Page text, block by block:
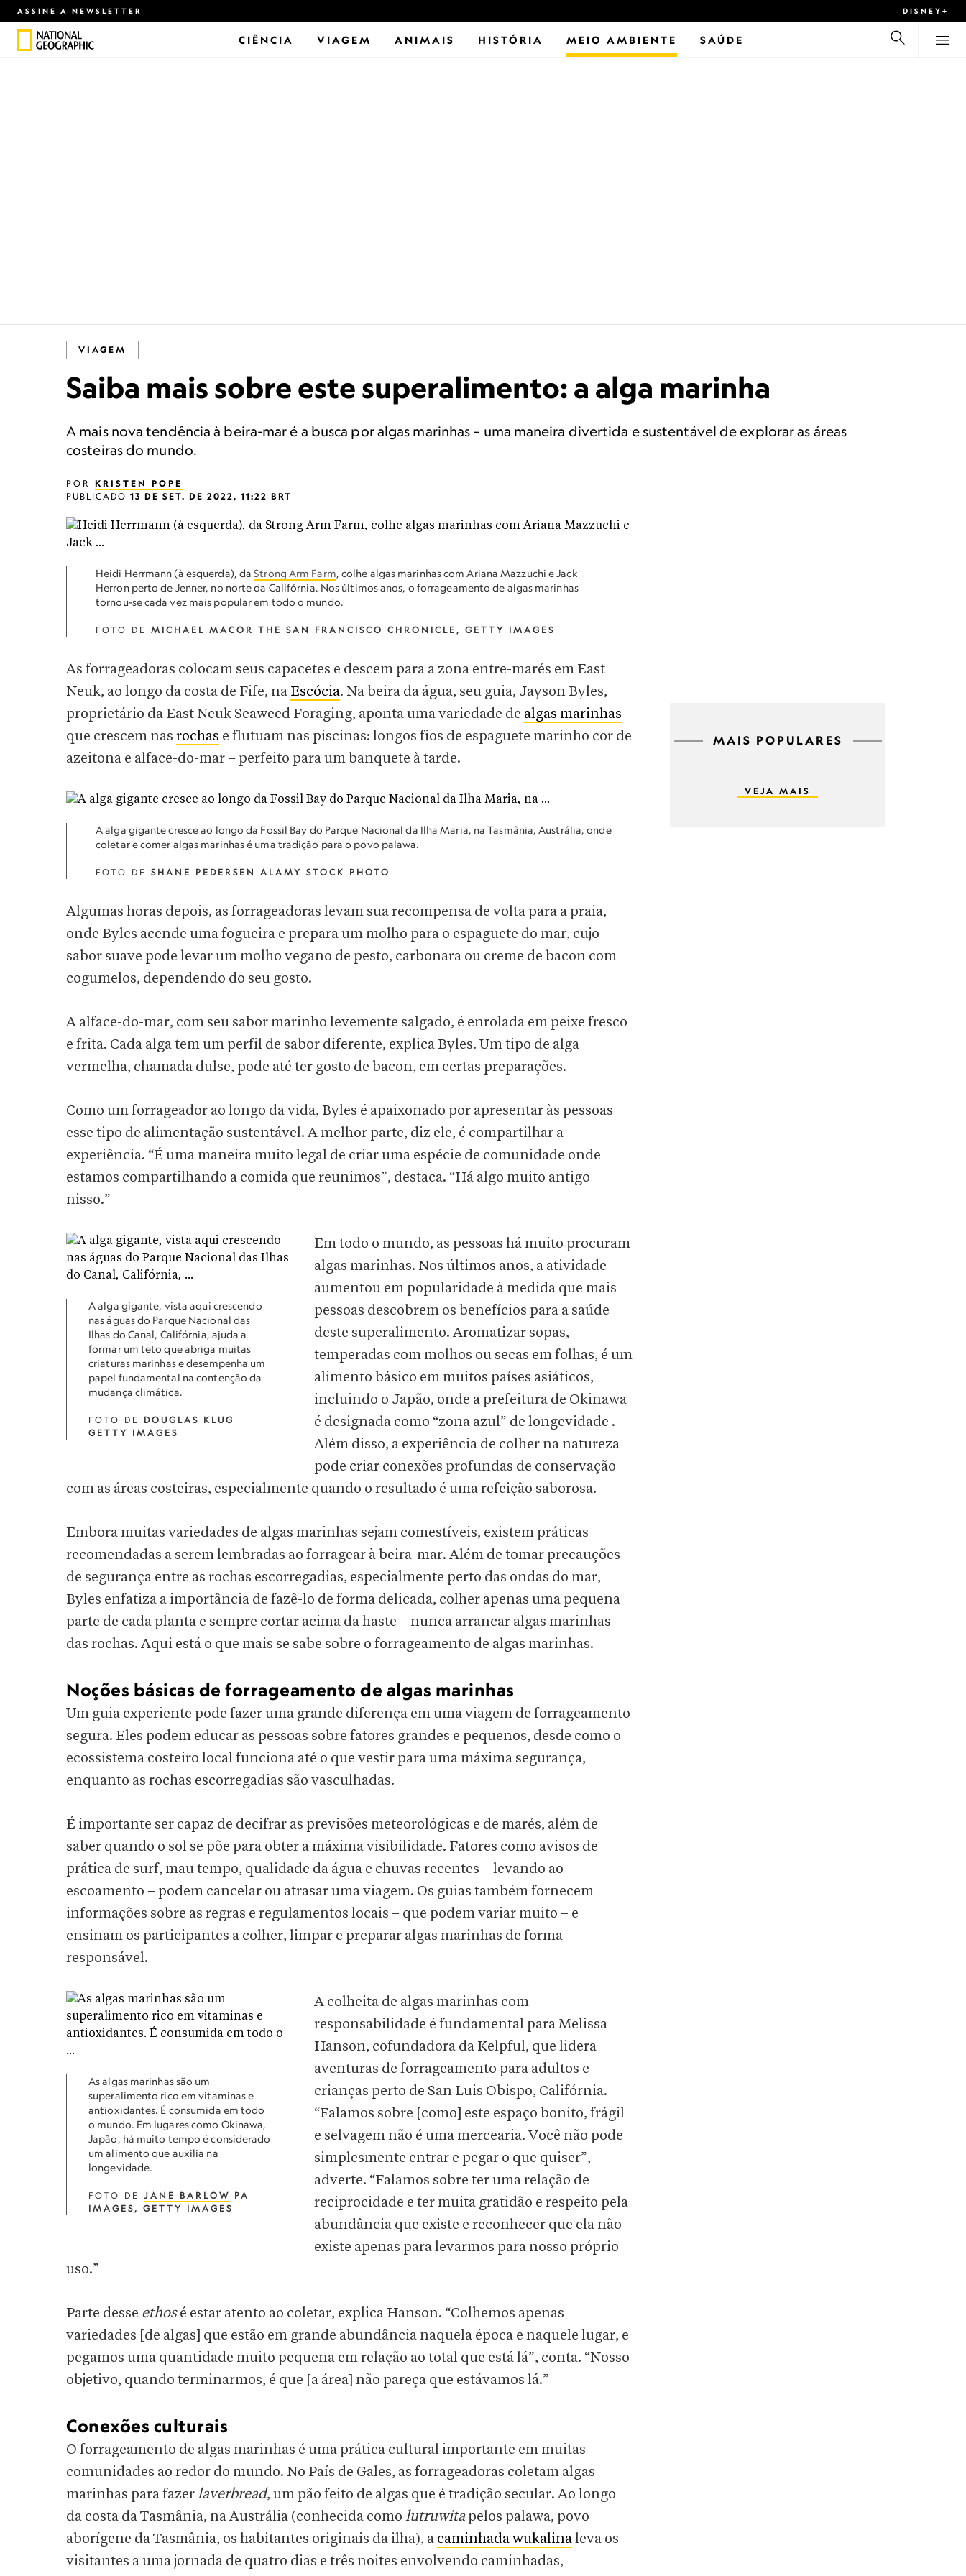
ASSINE A NEWSLETTER DISNEY+
CIÊNCIA VIAGEM ANIMAIS HISTÓRIA MEIO AMBIENTE SAÚDE
VIAGEM
Saiba mais sobre este superalimento: a alga marinha
A mais nova tendência à beira-mar é a busca por algas marinhas – uma maneira divertida e sustentável de explorar as áreas
costeiras do mundo.
POR KRISTEN POPE
PUBLICADO 13 DE SET. DE 2022, 11:22 BRT
Heidi Herrmann (à esquerda), daStrong Arm Farm, colhe algas marinhas com Ariana Mazzuchi e Jack
Herron perto de Jenner, no norte da Califórnia. Nos últimos anos, o forrageamento de algas marinhas
tornou-se cada vez mais popular em todo o mundo.
FOTO DE MICHAEL MACOR THE SAN FRANCISCO CHRONICLE, GETTY IMAGES
As forrageadoras colocam seus capacetes e descem para a zona entre-marés em East
Neuk, ao longo da costa de Fife, na Escócia. Na beira da água, seu guia, Jayson Byles,
proprietário da East Neuk Seaweed Foraging, aponta uma variedade de algas marinhas
que crescem nas rochas e flutuam nas piscinas: longos fios de espaguete marinho cor de
azeitona e alface-do-mar – perfeito para um banquete à tarde.
A alga gigante cresce ao longo da Fossil Bay do Parque Nacional da Ilha Maria, na Tasmânia, Austrália, onde
coletar e comer algas marinhas é uma tradição para o povo palawa.
FOTO DE SHANE PEDERSEN ALAMY STOCK PHOTO
Algumas horas depois, as forrageadoras levam sua recompensa de volta para a praia,
onde Byles acende uma fogueira e prepara um molho para o espaguete do mar, cujo
sabor suave pode levar um molho vegano de pesto, carbonara ou creme de bacon com
cogumelos, dependendo do seu gosto.
A alface-do-mar, com seu sabor marinho levemente salgado, é enrolada em peixe fresco
e frita. Cada alga tem um perfil de sabor diferente, explica Byles. Um tipo de alga
vermelha, chamada dulse, pode até ter gosto de bacon, em certas preparações.
Como um forrageador ao longo da vida, Byles é apaixonado por apresentar às pessoas
esse tipo de alimentação sustentável. A melhor parte, diz ele, é compartilhar a
experiência. “É uma maneira muito legal de criar uma espécie de comunidade onde
estamos compartilhando a comida que reunimos”, destaca. “Há algo muito antigo
nisso.”
A alga gigante, vista aqui crescendo
nas águas do Parque Nacional das
Ilhas do Canal, Califórnia, ajuda a
formar um teto que abriga muitas
criaturas marinhas e desempenha um
papel fundamental na contenção da
mudança climática.
FOTO DE DOUGLAS KLUG
GETTY IMAGES
Em todo o mundo, as pessoas há muito procuram
algas marinhas. Nos últimos anos, a atividade
aumentou em popularidade à medida que mais
pessoas descobrem os benefícios para a saúde
deste superalimento. Aromatizar sopas,
temperadas com molhos ou secas em folhas, é um
alimento básico em muitos países asiáticos,
incluindo o Japão, onde a prefeitura de Okinawa
é designada como “zona azul” de longevidade .
Além disso, a experiência de colher na natureza
pode criar conexões profundas de conservação
com as áreas costeiras, especialmente quando o resultado é uma refeição saborosa.
Embora muitas variedades de algas marinhas sejam comestíveis, existem práticas
recomendadas a serem lembradas ao forragear à beira-mar. Além de tomar precauções
de segurança entre as rochas escorregadias, especialmente perto das ondas do mar,
Byles enfatiza a importância de fazê-lo de forma delicada, colher apenas uma pequena
parte de cada planta e sempre cortar acima da haste – nunca arrancar algas marinhas
das rochas. Aqui está o que mais se sabe sobre o forrageamento de algas marinhas.
Noções básicas de forrageamento de algas marinhas
Um guia experiente pode fazer uma grande diferença em uma viagem de forrageamento
segura. Eles podem educar as pessoas sobre fatores grandes e pequenos, desde como o
ecossistema costeiro local funciona até o que vestir para uma máxima segurança,
enquanto as rochas escorregadias são vasculhadas.
É importante ser capaz de decifrar as previsões meteorológicas e de marés, além de
saber quando o sol se põe para obter a máxima visibilidade. Fatores como avisos de
prática de surf, mau tempo, qualidade da água e chuvas recentes – levando ao
escoamento – podem cancelar ou atrasar uma viagem. Os guias também fornecem
informações sobre as regras e regulamentos locais – que podem variar muito – e
ensinam os participantes a colher, limpar e preparar algas marinhas de forma
responsável.
As algas marinhas são um
superalimento rico em vitaminas e
antioxidantes. É consumida em todo
o mundo. Em lugares como Okinawa,
Japão, há muito tempo é considerado
um alimento que auxilia na
longevidade.
FOTO DE JANE BARLOW PA
IMAGES, GETTY IMAGES
A colheita de algas marinhas com
responsabilidade é fundamental para Melissa
Hanson, cofundadora da Kelpful, que lidera
aventuras de forrageamento para adultos e
crianças perto de San Luis Obispo, Califórnia.
“Falamos sobre [como] este espaço bonito, frágil
e selvagem não é uma mercearia. Você não pode
simplesmente entrar e pegar o que quiser”,
adverte. “Falamos sobre ter uma relação de
reciprocidade e ter muita gratidão e respeito pela
abundância que existe e reconhecer que ela não
existe apenas para levarmos para nosso próprio
uso.”
Parte desse ethosé estar atento ao coletar, explica Hanson. “Colhemos apenas
variedades [de algas] que estão em grande abundância naquela época e naquele lugar, e
pegamos uma quantidade muito pequena em relação ao total que está lá”, conta. “Nosso
objetivo, quando terminarmos, é que [a área] não pareça que estávamos lá.”
Conexões culturais
O forrageamento de algas marinhas é uma prática cultural importante em muitas
comunidades ao redor do mundo. No País de Gales, as forrageadoras coletam algas
marinhas para fazerlaverbread, um pão feito de algas que é tradição secular. Ao longo
da costa da Tasmânia, na Austrália (conhecida como lutruwita pelos palawa, povo
aborígene da Tasmânia, os habitantes originais da ilha), a caminhada wukalinaleva os
visitantes a uma jornada de quatro dias e três noites envolvendo caminhadas,
MAIS POPULARES
VEJA MAIS